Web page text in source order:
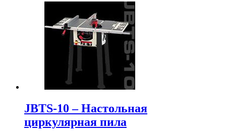
JBTS-10 – Настольная
циркулярная пила